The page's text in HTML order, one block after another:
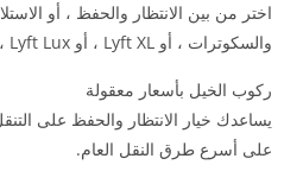
اختر من بين الانتظار والحفظ ، أو
والسكوترات ، أو Lyft XL ، أو Lyft Lux ، أو Transit ، أو حتى الإيجارات.
ركوب الخيل بأسعار معقولة
يساعدك خيار الانتظار والحفظ على
على أسرع طرق النقل العام.